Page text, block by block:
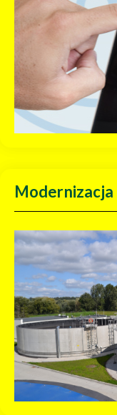
Modernizacja